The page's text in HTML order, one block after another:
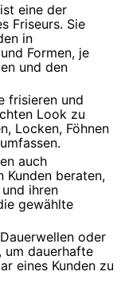
eine der
Friseurs. Sie
in
Formen, je
und den
frisieren und
Look zu
Locken, Föhnen
auch
Kunden beraten,
ihren
gewählte
oder
um dauerhafte
eines Kunden zu